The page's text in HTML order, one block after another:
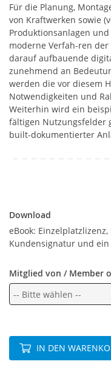
Für die Planung,
von Kraftwerken sowie
Produktionsanlagen
moderne Verfah-ren
darauf aufbauende
zunehmend an
werden die vor diesem
Notwendigkeiten und
Weiterhin wird ein
fältigen Nutzungsfelder
built-dokumentierter
Download
eBook:
Kundensignatur und
Mitglied von / Member
IN DEN